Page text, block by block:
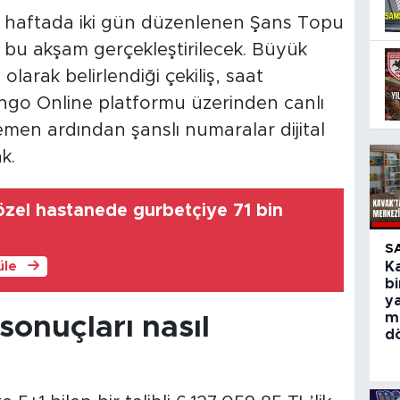
iki gün düzenlenen Şans Topu
akşam gerçekleştirilecek. Büyük
olarak belirlendiği çekiliş, saat
Online platformu üzerinden canlı
ardından şanslı numaralar dijital
hastanede gurbetçiye 71 bin
nasıl